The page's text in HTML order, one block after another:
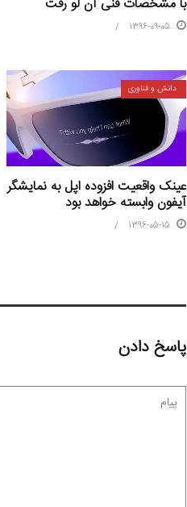
با مشخصات فنی آن لو رفت
1396-09-05
دانش و فناوری
عینک واقعیت افزوده اپل به نمایشگر
آیفون وابسته خواهد بود
1396-05-15
پاسخ دادن